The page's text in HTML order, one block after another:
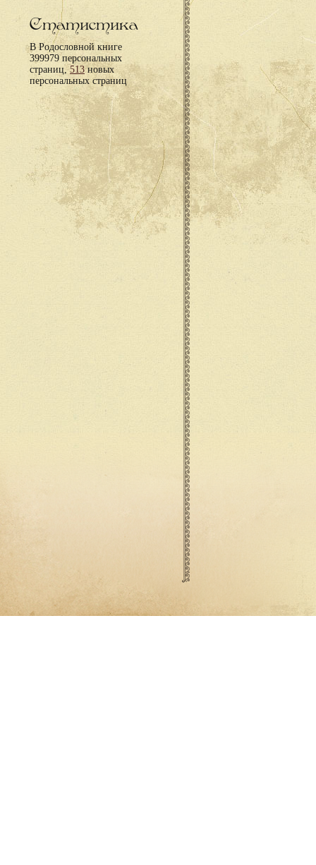
Статистика
В Родословной книге
399979 персональных
страниц,513новых
персональных страниц